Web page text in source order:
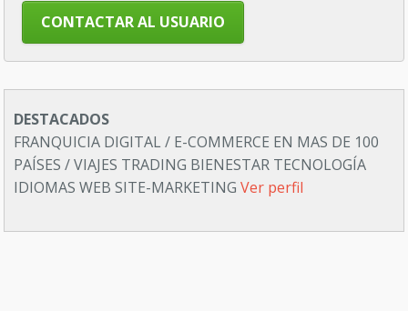
CONTACTAR AL USUARIO
DESTACADOS
FRANQUICIA DIGITAL / E-COMMERCE EN MAS DE 100
PAÍSES / VIAJES TRADING BIENESTAR TECNOLOGÍA
IDIOMAS WEB SITE-MARKETINGVer perfil
Financiero- Inversión $1,000,000 , visite mi perfil para